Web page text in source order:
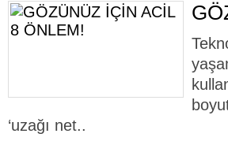
‘uzağı net..